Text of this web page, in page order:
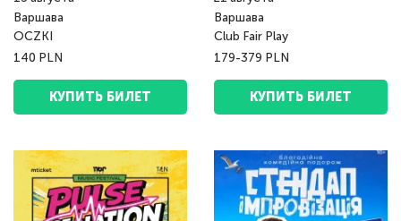
Варшава
OCZKI
140 PLN
КУПИТЬ БИЛЕТ
Варшава
Club Fair Play
179-379 PLN
КУПИТЬ БИЛЕТ